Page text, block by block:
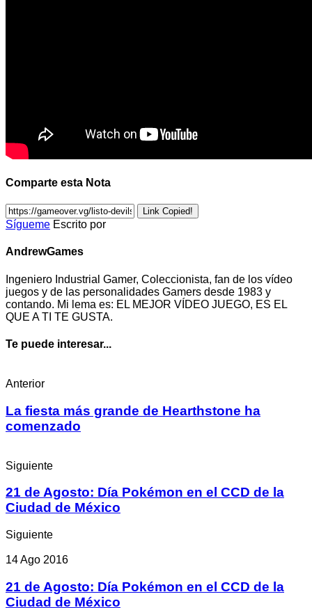
Comparte esta Nota
Link Copied!
Sígueme Escrito por
AndrewGames
Ingeniero Industrial Gamer, Coleccionista, fan de los vídeo
juegos y de las personalidades Gamers desde 1983 y
contando. Mi lema es: EL MEJOR VÍDEO JUEGO, ES EL
QUE A TI TE GUSTA.
Te puede interesar...
Anterior
La fiesta más grande de Hearthstone ha
comenzado
Siguiente
21 de Agosto: Día Pokémon en el CCD de la
Ciudad de México
Siguiente
14 Ago 2016
21 de Agosto: Día Pokémon en el CCD de la
Ciudad de México